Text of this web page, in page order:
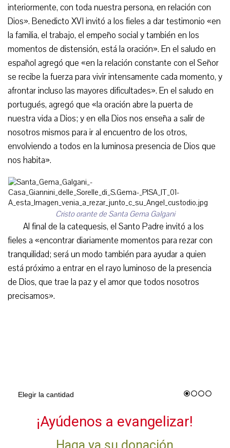
interiormente, con toda nuestra persona, en relación con
Dios». Benedicto XVI invitó a los fieles a dar testimonio «en
la familia, el trabajo, el empeño social y también en los
momentos de distensión, está la oración». En el saludo en
español agregó que «en la relación constante con el Señor
se recibe la fuerza para vivir intensamente cada momento, y
afrontar incluso las mayores dificultades». En el saludo en
portugués, agregó que «la oración abre la puerta de
nuestra vida a Dios; y en ella Dios nos enseña a salir de
nosotros mismos para ir al encuentro de los otros,
envolviendo a todos en la luminosa presencia de Dios que
nos habita».
Cristo orante de Santa Gema Galgani
Al final de la catequesis, el Santo Padre invitó a los
fieles a «encontrar diariamente momentos para rezar con
tranquilidad; será un modo también para ayudar a quien
está próximo a entrar en el rayo luminoso de la presencia
de Dios, que trae la paz y el amor que todos nosotros
precisamos».